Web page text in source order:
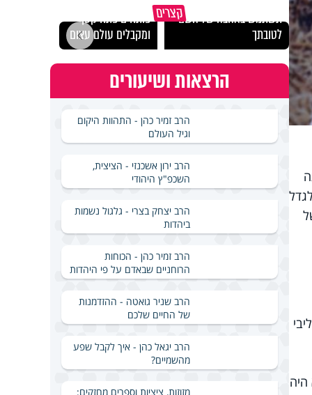
קצריםתשתמש באהבה של השם
לטובתך
פותחים פתח קטן -
ומקבלים עולם עצום
הרצאות ושיעורים
הרב זמיר כהן - התהוות היקום
וגיל העולם
הרב ירון אשכנזי - הציצית,
השכפ"ץ היהודי
הרב יצחק בצרי - גלגול נשמות
ביהדות
הרב זמיר כהן - הכוחות
הרוחניים שבאדם על פי היהדות
הרב שניר גואטה - ההזדמנות
של החיים שלכם
הרב יגאל כהן - איך לקבל שפע
מהשמיים?
מזוזות, ציציות וספרים מחזקים: